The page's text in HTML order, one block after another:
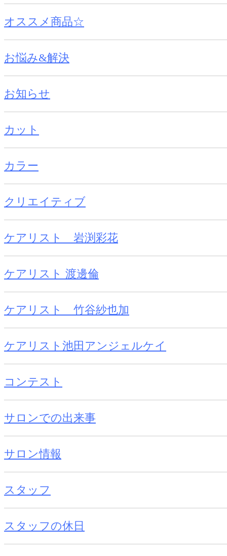
オススメ商品☆
お悩み&解決
お知らせ
カット
カラー
クリエイティブ
ケアリスト 岩渕彩花
ケアリスト 渡邊倫
ケアリスト 竹谷紗也加
ケアリスト池田アンジェルケイ
コンテスト
サロンでの出来事
サロン情報
スタッフ
スタッフの休日